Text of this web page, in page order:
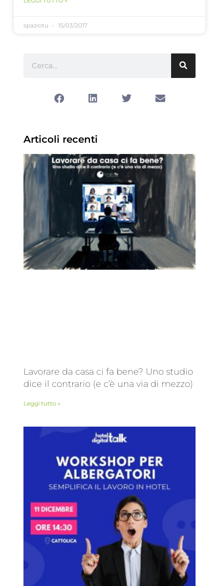
spaziotu 15/03/2017
Articoli recenti
Lavorare da casa ci fa bene? Uno studio
dice il contrario (e c’è una via di mezzo)
Leggi tutto »